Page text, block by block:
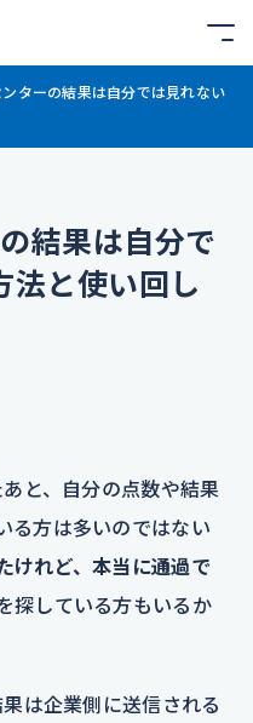
ターの結果は自分では見れない
結果は自分で
法と使い回し
と、自分の点数や結果
る方は多いのではない
けれど、本当に通過で
探している方もいるか
は企業側に送信される